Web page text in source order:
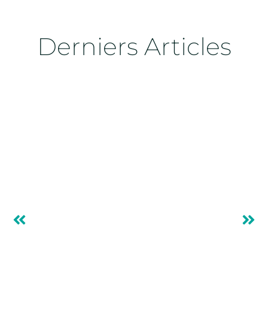
Derniers Articles